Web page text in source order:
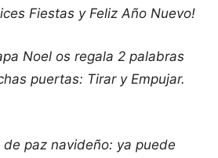
Fiestas y Feliz Año Nuevo!
Noel os regala 2 palabras
puertas: Tirar y Empujar.
paz navideño: ya puede